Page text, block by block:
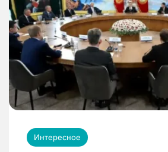
Интересное